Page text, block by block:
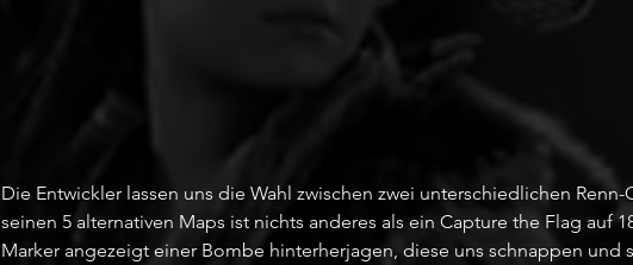
Die Entwickler lassen uns die Wahl zwischen zwei unterschiedlichen
seinen 5 alternativen Maps ist nichts anderes als ein Capture the Flag auf
Marker angezeigt einer Bombe hinterherjagen, diese uns schnappen und